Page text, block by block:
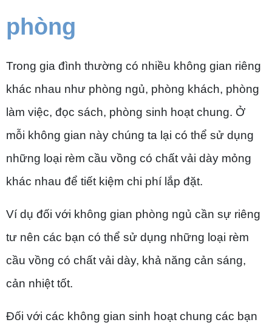
phòng
Trong gia đình thường có nhiều không gian riêng
khác nhau như phòng ngủ, phòng khách, phòng
làm việc, đọc sách, phòng sinh hoạt chung. Ở
mỗi không gian này chúng ta lại có thể sử dụng
những loại rèm cầu vồng có chất vải dày mỏng
khác nhau để tiết kiệm chi phí lắp đặt.
Ví dụ đối với không gian phòng ngủ cần sự riêng
tư nên các bạn có thể sử dụng những loại rèm
cầu vồng có chất vải dày, khả năng cản sáng,
cản nhiệt tốt.
Đối với các không gian sinh hoạt chung các bạn